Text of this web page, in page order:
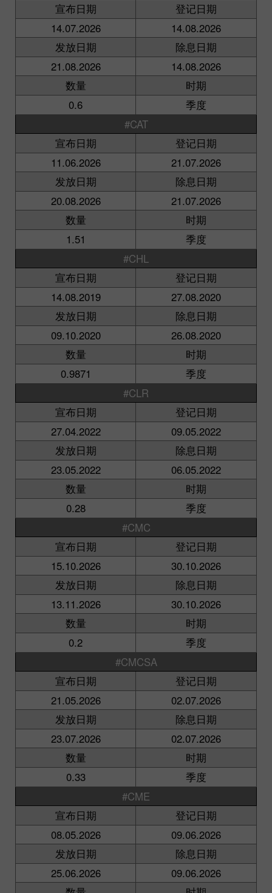
宣布日期
登记日期
14.07.2026
14.08.2026
发放日期
除息日期
21.08.2026
14.08.2026
数量
时期
0.6
季度
#CAT
宣布日期
登记日期
11.06.2026
21.07.2026
发放日期
除息日期
20.08.2026
21.07.2026
数量
时期
1.51
季度
#CHL
宣布日期
登记日期
14.08.2019
27.08.2020
发放日期
除息日期
09.10.2020
26.08.2020
数量
时期
0.9871
季度
#CLR
宣布日期
登记日期
27.04.2022
09.05.2022
发放日期
除息日期
23.05.2022
06.05.2022
数量
时期
0.28
季度
#CMC
宣布日期
登记日期
15.10.2026
30.10.2026
发放日期
除息日期
13.11.2026
30.10.2026
数量
时期
0.2
季度
#CMCSA
宣布日期
登记日期
21.05.2026
02.07.2026
发放日期
除息日期
23.07.2026
02.07.2026
数量
时期
0.33
季度
#CME
宣布日期
登记日期
08.05.2026
09.06.2026
发放日期
除息日期
25.06.2026
09.06.2026